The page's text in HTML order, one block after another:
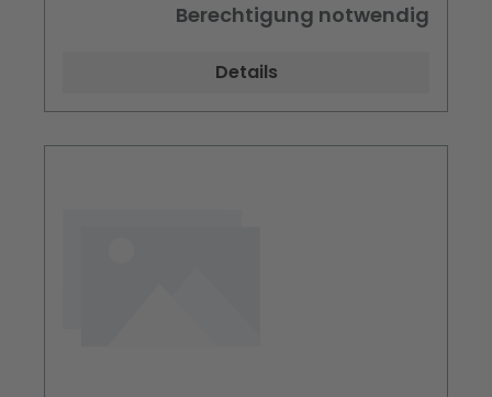
Berechtigung notwendig
Details